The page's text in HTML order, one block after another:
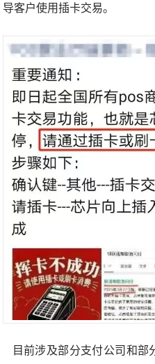
导客户使用插卡交易。
目前涉及部分支付公司和部